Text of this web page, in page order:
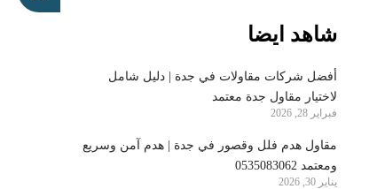
شاهد ايضا
أفضل شركات مقاولات في جدة | دليل شامل
لاختيار مقاول جدة معتمد
فبراير 28, 2026
مقاول هدم فلل وقصور في جدة | هدم آمن وسريع
ومعتمد 0535083062
يناير 30, 2026